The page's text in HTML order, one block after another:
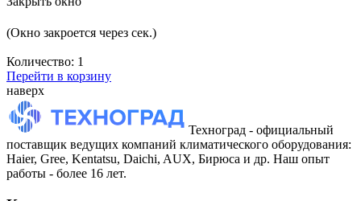
(Окно закроется через сек.)
Количество: 1
Перейти в корзину
наверх
Техноград - официальный
поставщик ведущих компаний климатического оборудования:
Haier, Gree, Kentatsu, Daichi, AUX, Бирюса и др. Наш опыт
работы - более 16 лет.